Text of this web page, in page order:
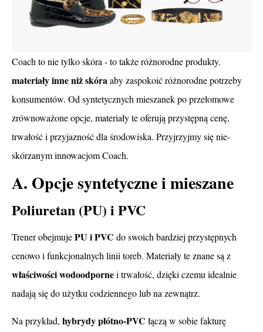
Coach to nie tylko skóra - to także różnorodne produkty.
materiały inne niż skóraaby zaspokoić różnorodne potrzeby
konsumentów. Od syntetycznych mieszanek po przełomowe
zrównoważone opcje, materiały te oferują przystępną cenę,
trwałość i przyjazność dla środowiska. Przyjrzyjmy się nie-
skórzanym innowacjom Coach.
A. Opcje syntetyczne i mieszane
Poliuretan (PU) i PVC
Trener obejmujePU i PVC do swoich bardziej przystępnych
cenowo i funkcjonalnych linii toreb. Materiały te znane są z
właściwości wodoodpornei trwałość, dzięki czemu idealnie
nadają się do użytku codziennego lub na zewnątrz.
Na przykład, hybrydy płótno-PVC łączą w sobie fakturę